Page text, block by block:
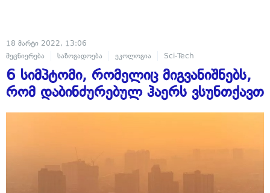
18 მარტი 2022, 13:06
მეცნიერება
საზოგადოება ეკოლოგია Sci-Tech
6 სიმპტომი, რომელიც მიგვანიშნებს,
რომ დაბინძურებულ ჰაერს ვსუნთქავთ